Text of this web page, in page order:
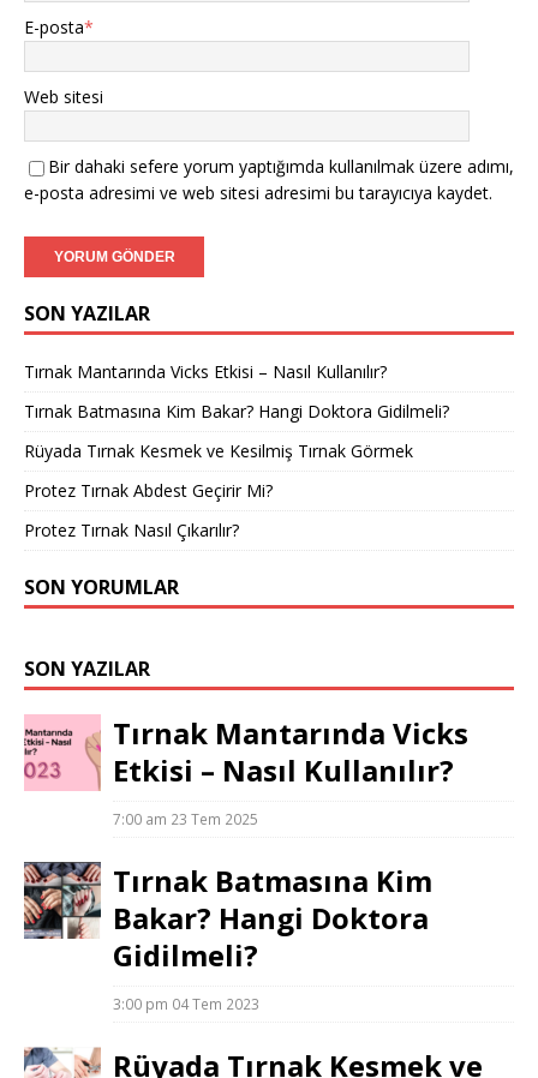
E-posta*
Web sitesi
Bir dahaki sefere yorum yaptığımda kullanılmak üzere adımı,
e-posta adresimi ve web sitesi adresimi bu tarayıcıya kaydet.
SON YAZILAR
Tırnak Mantarında Vicks Etkisi – Nasıl Kullanılır?
Tırnak Batmasına Kim Bakar? Hangi Doktora Gidilmeli?
Rüyada Tırnak Kesmek ve Kesilmiş Tırnak Görmek
Protez Tırnak Abdest Geçirir Mi?
Protez Tırnak Nasıl Çıkarılır?
SON YORUMLAR
SON YAZILAR
Tırnak Mantarında Vicks
Etkisi – Nasıl Kullanılır?
7:00 am 23 Tem 2025
Tırnak Batmasına Kim
Bakar? Hangi Doktora
Gidilmeli?
3:00 pm 04 Tem 2023
Rüyada Tırnak Kesmek ve